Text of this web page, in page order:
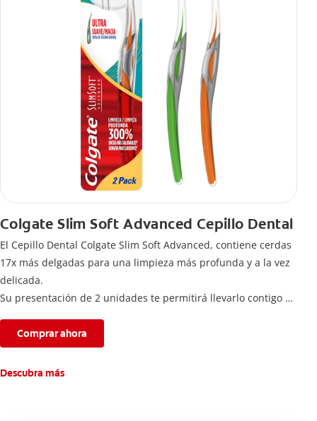
Colgate Slim Soft Advanced Cepillo Dental
El Cepillo Dental Colgate Slim Soft Advanced, contiene cerdas
17x más delgadas para una limpieza más profunda y a la vez
delicada.
Su presentación de 2 unidades te permitirá llevarlo contigo a
Comprar ahora
Descubra más